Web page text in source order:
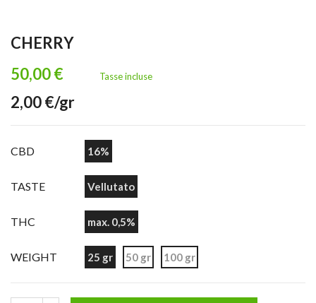
CHERRY
50,00 €
Tasse incluse
2,00 €/gr
CBD 16%
TASTE Vellutato
THC max. 0,5%
WEIGHT 25 gr 50 gr 100 gr